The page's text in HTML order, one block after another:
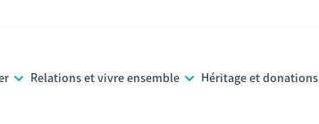
Relations et vivre ensemble Héritage et donations